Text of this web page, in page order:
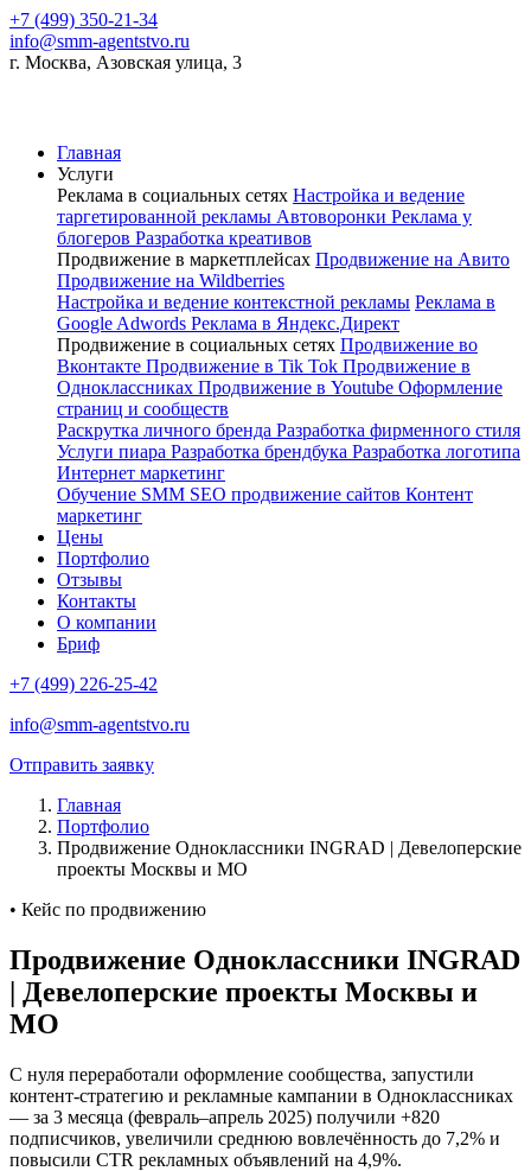
+7 (499) 350-21-34
info@smm-agentstvo.ru
г. Москва, Азовская улица, 3
Главная
Услуги
Реклама в социальных сетях Настройка и ведение
таргетированной рекламы Автоворонки Реклама у
блогеров Разработка креативов
Продвижение в маркетплейсах Продвижение на Авито
Продвижение на Wildberries
Настройка и ведение контекстной рекламы Реклама в
Google Adwords Реклама в Яндекс.Директ
Продвижение в социальных сетях Продвижение во
Вконтакте Продвижение в Tik Tok Продвижение в
Одноклассниках Продвижение в Youtube Оформление
страниц и сообществ
Раскрутка личного бренда Разработка фирменного стиля
Услуги пиара Разработка брендбука Разработка логотипа
Интернет маркетинг
Обучение SMM SEO продвижение сайтов Контент
маркетинг
Цены
Портфолио
Отзывы
Контакты
О компании
Бриф
+7 (499) 226-25-42
info@smm-agentstvo.ru
Отправить заявку
Главная
Портфолио
Продвижение Одноклассники INGRAD | Девелоперские
проекты Москвы и МО
• Кейс по продвижению
Продвижение Одноклассники INGRAD
| Девелоперские проекты Москвы и
МО
С нуля переработали оформление сообщества, запустили
контент-стратегию и рекламные кампании в Одноклассниках
— за 3 месяца (февраль–апрель 2025) получили +820
подписчиков, увеличили среднюю вовлечённость до 7,2% и
повысили CTR рекламных объявлений на 4,9%.